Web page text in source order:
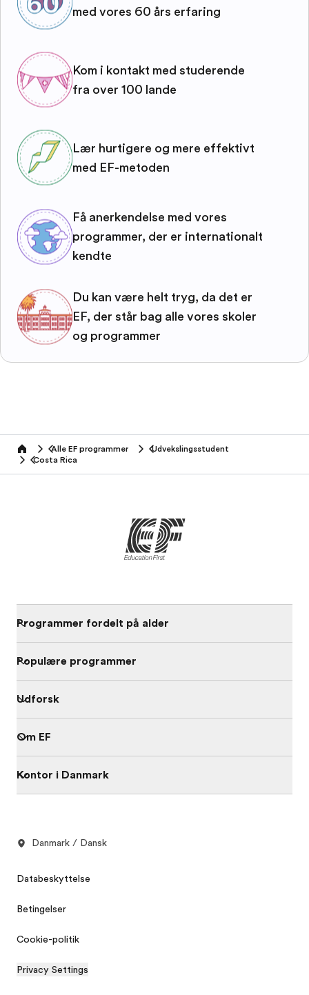
med vores 60 års erfaring
Kom i kontakt med studerende
fra over 100 lande
Lær hurtigere og mere effektivt
med EF-metoden
Få anerkendelse med vores
programmer, der er internationalt
kendte
Du kan være helt tryg, da det er
EF, der står bag alle vores skoler
og programmer
home Alle EF programmer
Udvekslingsstudent
Costa Rica
Programmer fordelt på alder
Populære programmer
Udforsk
Om EF
Kontor i Danmark
Danmark / Dansk
Databeskyttelse
Betingelser
Cookie-politik
Privacy Settings